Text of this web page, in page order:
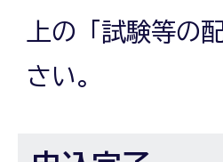
上の「試験等の
さい。